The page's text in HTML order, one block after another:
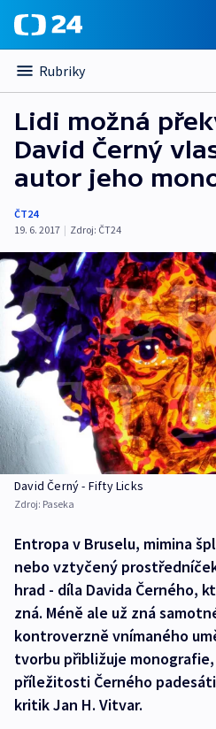
Rubriky
Lidi možná
David Černý
autor jeho
ČT24
19. 6. 2017 | Zdroj: ČT24
David Černý - Fifty Licks
Zdroj: Paseka
Entropa v Bruselu, mimina
nebo vztyčený
hrad - díla Davida Černého,
zná. Méně ale už zná
kontroverzně vnímaného
tvorbu přibližuje
příležitosti Černého
kritik Jan H. Vitvar.